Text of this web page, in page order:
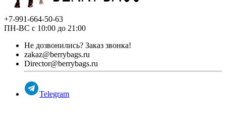
+7-991-664-50-63
ПН-ВС с 10:00 до 21:00
Не дозвонились? Заказ звонка!
zakaz@berrybags.ru
Director@berrybags.ru
Telegram